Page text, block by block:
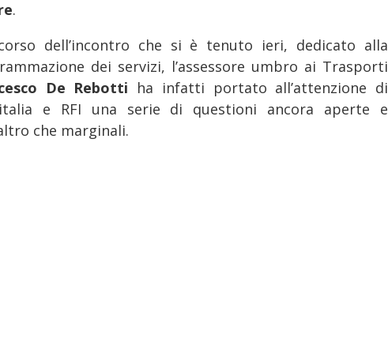
.
dell’incontro che si è tenuto ieri, dedicato alla
dei servizi, l’assessore umbro ai Trasporti
De Rebotti ha infatti portato all’attenzione di
e RFI una serie di questioni ancora aperte e
che marginali.